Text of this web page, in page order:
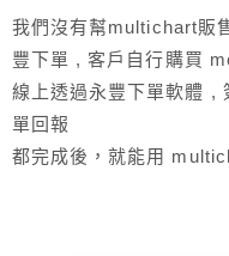
我們沒有幫multichart販
豐下單 , 客戶自行購買
線上透過永豐下單軟體 ,
單回報
都完成後，就能用